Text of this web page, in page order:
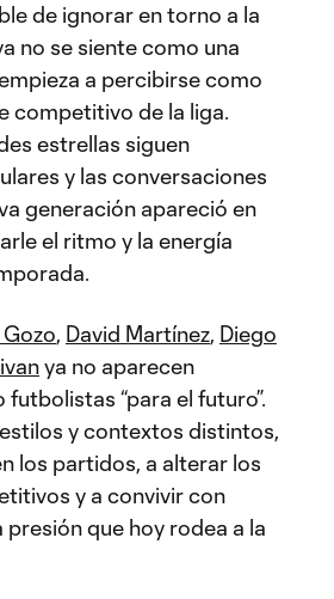
de ignorar en torno a la
no se siente como una
a percibirse como
competitivo de la liga.
estrellas siguen
y las conversaciones
generación apareció en
el ritmo y la energía
, David Martínez, Diego
ya no aparecen
“para el futuro”.
y contextos distintos,
los partidos, a alterar los
y a convivir con
que hoy rodea a la